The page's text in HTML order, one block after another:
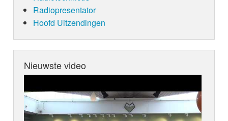
Radiopresentator
Hoofd Uitzendingen
Nieuwste video